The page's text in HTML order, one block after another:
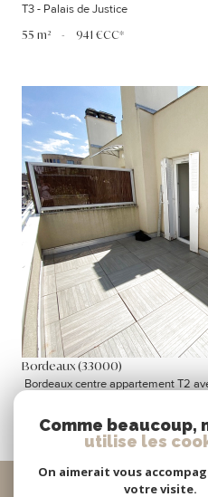
T3 - Palais de Justice
55 m² - 941 €CC*
VOIR
Bordeaux (33000)
Bordeaux centre appartement T2
Comme beaucoup,
utilise les
On aimerait vous
votre visite.